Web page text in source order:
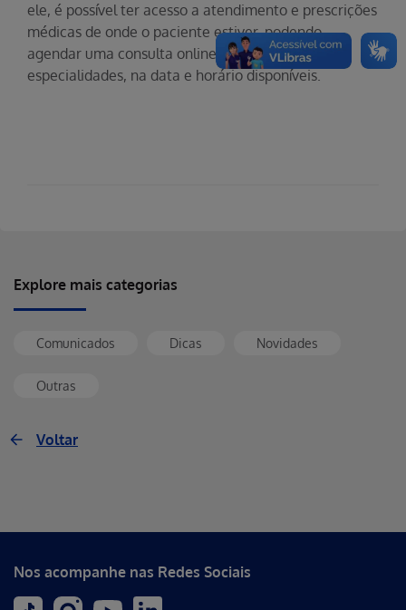
ele, é possível ter acesso a atendimento e prescrições
médicas de onde o paciente estiver, podendo
agendar uma consulta online nas mais diversas
especialidades, na data e horário disponíveis.
Explore mais categorias
Comunicados Dicas Novidades
Outras
Voltar
Nos acompanhe nas Redes Sociais